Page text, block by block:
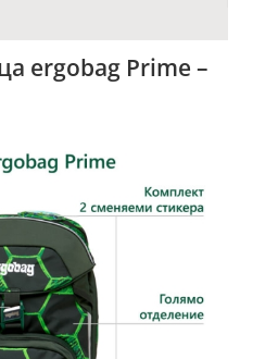
ergobag Prime –